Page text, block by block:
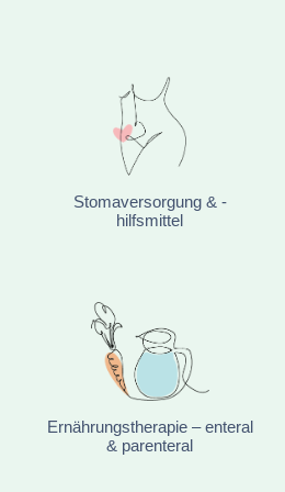
Stomaversorgung & -
hilfsmittel
Ernährungstherapie – enteral
& parenteral